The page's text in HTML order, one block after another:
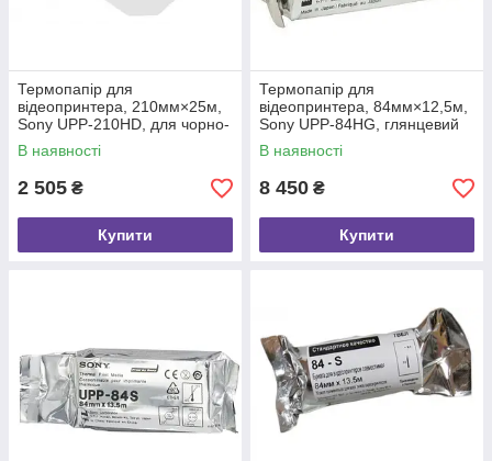
Термопапір для
відеопринтера, 210мм×25м,
Sony UPP-210HD, для чорно-
білого друку, висока
щільність, 1 шт.
В наявності
2 505 ₴
Купити
Термопапір для
відеопринтера, 84мм×12,5м,
Sony UPP-84HG, глянцевий
(High Glossy), для чорно-
білого друку, 10 рулонів
В наявності
8 450 ₴
Купити